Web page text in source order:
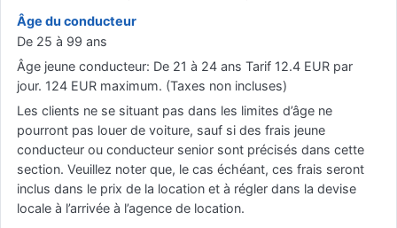
Âge du conducteur
De 25 à 99 ans
Âge jeune conducteur: De 21 à 24 ans Tarif 12.4 EUR par
jour. 124 EUR maximum. (Taxes non incluses)
Les clients ne se situant pas dans les limites d’âge ne
pourront pas louer de voiture, sauf si des frais jeune
conducteur ou conducteur senior sont précisés dans cette
section. Veuillez noter que, le cas échéant, ces frais seront
inclus dans le prix de la location et à régler dans la devise
locale à l’arrivée à l’agence de location.